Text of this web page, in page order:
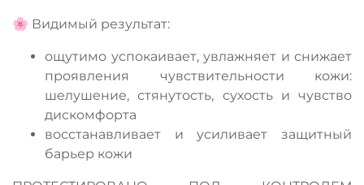
🌸 Видимый результат:
ощутимо успокаивает, увлажняет и снижает
проявления чувствительности кожи:
шелушение, стянутость, сухость и чувство
дискомфорта
восстанавливает и усиливает защитный
барьер кожи